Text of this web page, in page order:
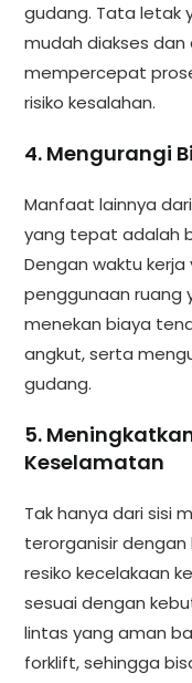
gudang. Tata letak
mudah diakses
mempercepat
risiko kesalahan.
4. Mengurangi
Manfaat lainnya
yang tepat adalah
Dengan waktu
penggunaan ruang
menekan biaya
angkut, serta
gudang.
5.
Keselamatan
Tak hanya dari sisi
terorganisir
resiko kecelakaan
sesuai dengan
lintas yang aman
forklift, sehingga